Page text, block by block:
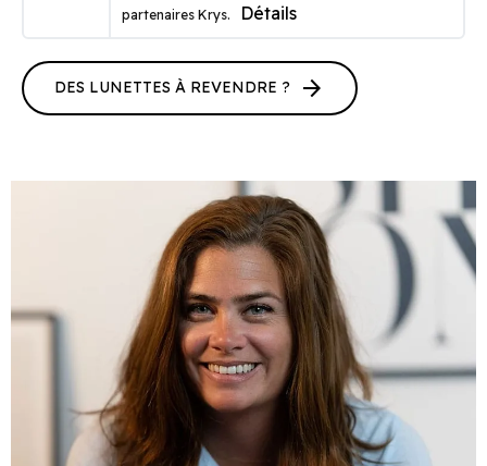
partenaires Krys.
Détails
DES LUNETTES À REVENDRE ? arrow_forward